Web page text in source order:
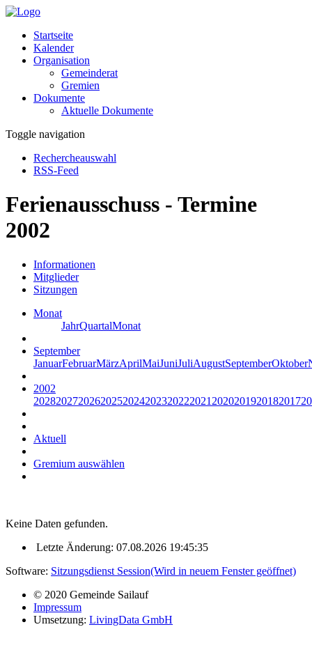
Startseite
Kalender
Organisation
Gemeinderat
Gremien
Dokumente
Aktuelle Dokumente
Toggle navigation
Rechercheauswahl
RSS-Feed
Ferienausschuss - Termine
2002
Informationen
Mitglieder
Sitzungen
Monat
JahrQuartalMonat
September
JanuarFebruarMärzAprilMaiJuniJuliAugustSeptemberOktober
2002
20282027202620252024202320222021 2020201920182017
Aktuell
Gremium auswählen
Keine Daten gefunden.
Letzte Änderung: 07.08.2026 19:45:35
Software: Sitzungsdienst Session(Wird in neuem Fenster geöffnet)
© 2020 Gemeinde Sailauf
Impressum
Umsetzung: LivingData GmbH